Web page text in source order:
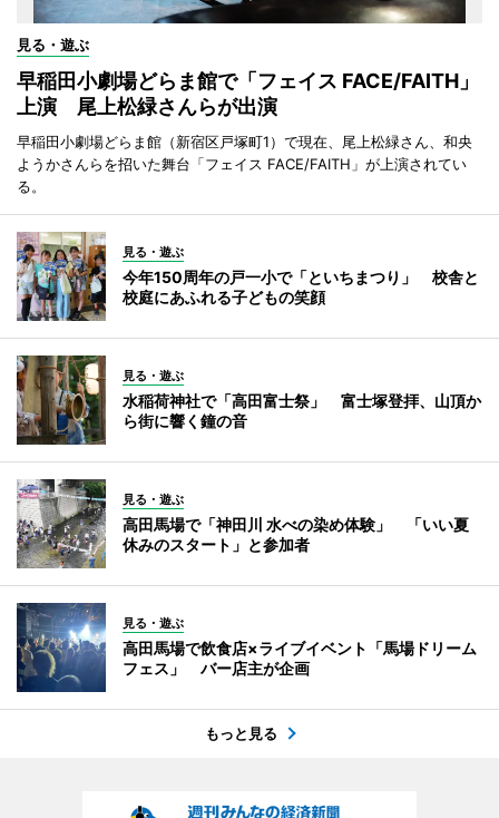
見る・遊ぶ
早稲田小劇場どらま館で「フェイス FACE/FAITH」
上演 尾上松緑さんらが出演
早稲田小劇場どらま館（新宿区戸塚町1）で現在、尾上松緑さん、和央
ようかさんらを招いた舞台「フェイス FACE/FAITH」が上演されてい
る。
見る・遊ぶ
今年150周年の戸一小で「といちまつり」 校舎と
校庭にあふれる子どもの笑顔
見る・遊ぶ
水稲荷神社で「高田富士祭」 富士塚登拝、山頂か
ら街に響く鐘の音
見る・遊ぶ
高田馬場で「神田川 水べの染め体験」 「いい夏
休みのスタート」と参加者
見る・遊ぶ
高田馬場で飲食店×ライブイベント「馬場ドリーム
フェス」 バー店主が企画
もっと見る